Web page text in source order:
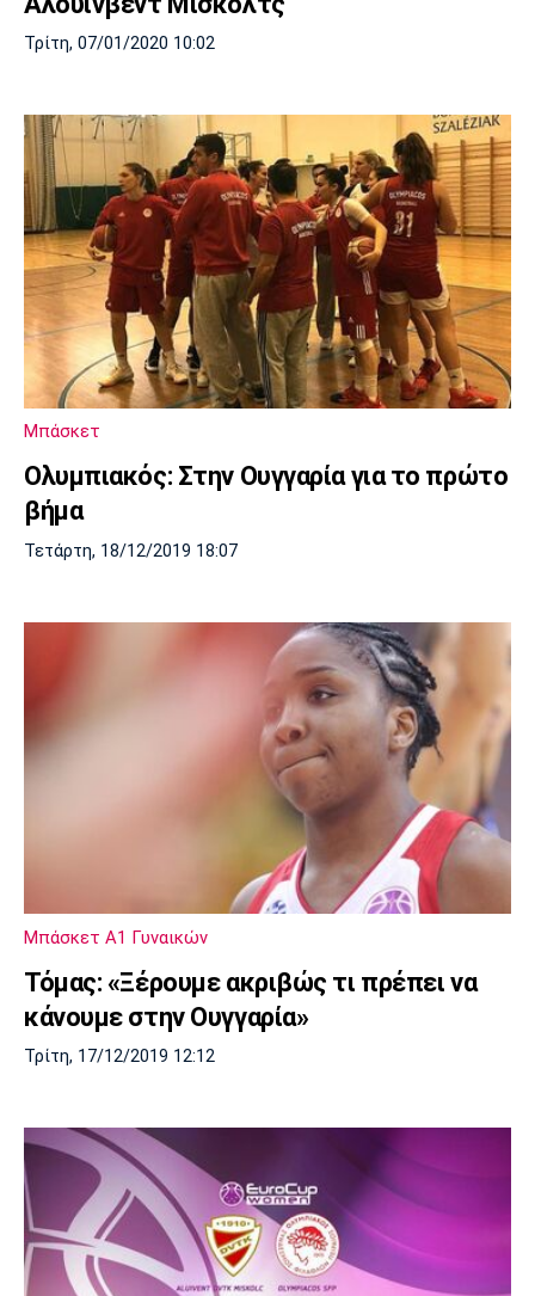
Τρίτη, 07/01/2020 10:02
Μπάσκετ
Ολυμπιακός: Στην Ουγγαρία για το πρώτο
βήμα
Τετάρτη, 18/12/2019 18:07
Μπάσκετ Α1 Γυναικών
Τόμας: «Ξέρουμε ακριβώς τι πρέπει να
κάνουμε στην Ουγγαρία»
Τρίτη, 17/12/2019 12:12